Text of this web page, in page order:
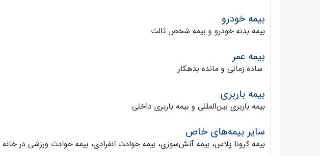
بیمه خودرو
بیمه بدنه خودرو و بیمه شخص ثالث
بیمه عمر
ساده زمانی و مانده بدهکار
بیمه باربری
بیمه باربری بین‌المللی و بیمه باربری داخلی
سایر بیمه‌های خاص
بیمه کرونا پلاس، بیمه آتش‌سوزی، بیمه حوادث انفرادی، بیمه حوادث ورزشی در خانه